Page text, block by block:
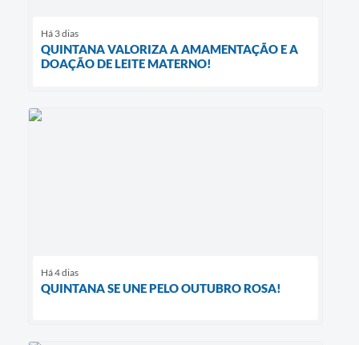
Há 3 dias
QUINTANA VALORIZA A AMAMENTAÇÃO E A
DOAÇÃO DE LEITE MATERNO!
Há 4 dias
QUINTANA SE UNE PELO OUTUBRO ROSA!